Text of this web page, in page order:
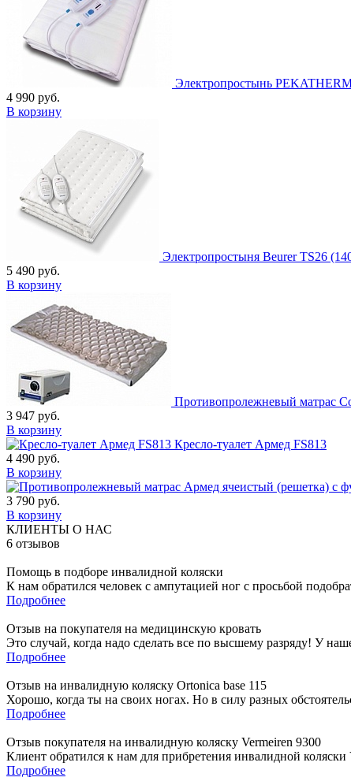
Электропростынь
4 990 руб.
В корзину
Электропростыня Beurer TS26
5 490 руб.
В корзину
Противопролежневый матрас
3 947 руб.
В корзину
Кресло-туалет Армед FS813
4 490 руб.
В корзину
3 790 руб.
В корзину
КЛИЕНТЫ О НАС
6 отзывов
Помощь в подборе инвалидной коляски
К нам обратился человек с ампутацией ног с просьбой
Подробнее
Отзыв на покупателя на медицинскую кровать
Это случай, когда надо сделать все по высшему разряду! У
Подробнее
Отзыв на инвалидную коляску Ortonica base 115
Хорошо, когда ты на своих ногах. Но в силу разных
Подробнее
Отзыв покупателя на инвалидную коляску Vermeiren 9300
Клиент обратился к нам для прибретения инвалидной
Подробнее